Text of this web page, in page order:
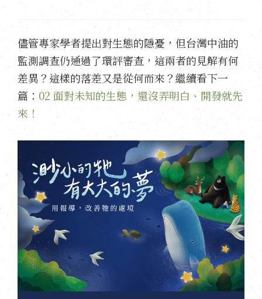
儘管專家學者提出對生態的隱憂，但台灣中油的
監測調查仍通過了環評審查，這兩者的見解有何
差異？這樣的落差又是從何而來？繼續看下一
篇： 02 面對未知的生態，還沒弄明白、開發就先
來！